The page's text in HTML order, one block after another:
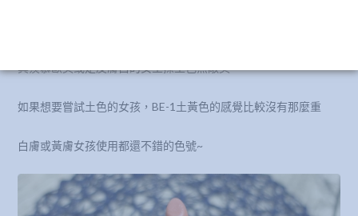
真羨慕歐美或是皮膚白的女生擦土色無敵美
如果想要嘗試土色的女孩，BE-1土黃色的感覺比較沒有那麼重
白膚或黃膚女孩使用都還不錯的色號~